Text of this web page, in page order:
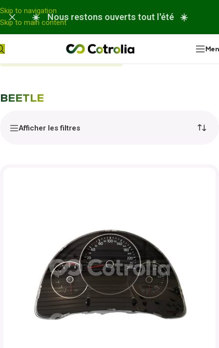
Panneau de gestion des cookies
Skip to navigation
Skip to main content
☀️ Nous restons ouverts tout l'été ☀️
BEETLE
Afficher les filtres